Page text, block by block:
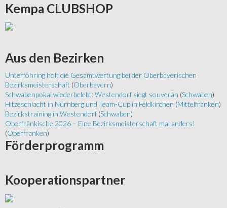
Kempa CLUBSHOP
Aus den Bezirken
Unterföhring holt die Gesamtwertung bei der Oberbayerischen
Bezirksmeisterschaft (Oberbayern)
Schwabenpokal wiederbelebt: Westendorf siegt souverän (Schwaben)
Hitzeschlacht in Nürnberg und Team-Cup in Feldkirchen (Mittelfranken)
Bezirkstraining in Westendorf (Schwaben)
Oberfränkische 2026 – Eine Bezirksmeisterschaft mal anders!
(Oberfranken)
Förderprogramm
Kooperationspartner